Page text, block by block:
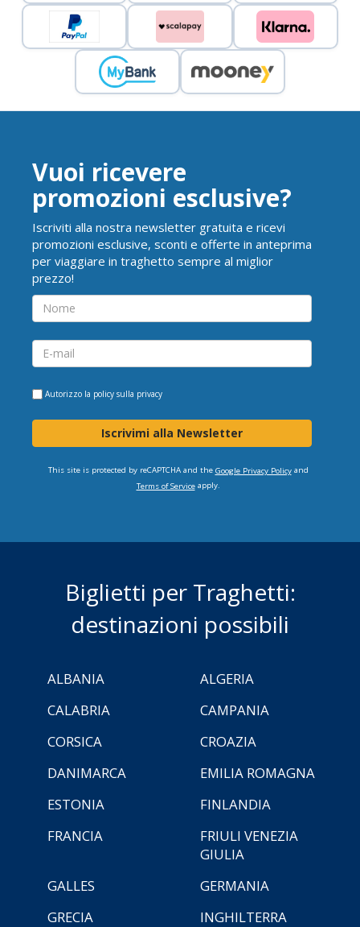
Vuoi ricevere
promozioni esclusive?
Iscriviti alla nostra newsletter gratuita e ricevi
promozioni esclusive, sconti e offerte in anteprima
per viaggiare in traghetto sempre al miglior
prezzo!
Autorizzo la policy sulla privacy
Iscrivimi alla Newsletter
This site is protected by reCAPTCHA and the Google Privacy Policyand
Terms of Serviceapply.
Biglietti per Traghetti:
destinazioni possibili
ALBANIA
ALGERIA
CALABRIA
CAMPANIA
CORSICA
CROAZIA
DANIMARCA
EMILIA ROMAGNA
ESTONIA
FINLANDIA
FRANCIA
FRIULI VENEZIA
GIULIA
GALLES
GERMANIA
GRECIA
INGHILTERRA